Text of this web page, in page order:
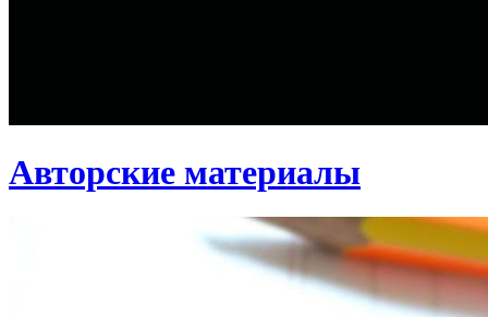
Авторские материалы